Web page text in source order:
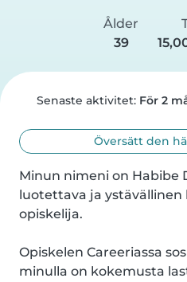
Ålder
39
Senaste aktivitet: För 2
Översätt den
Minun nimeni on Habibe
luotettava ja ystävällinen
opiskelija.
Opiskelen Careeriassa
minulla on kokemusta